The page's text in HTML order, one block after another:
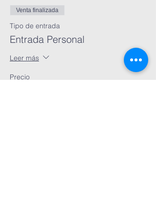
Venta finalizada
Tipo de entrada
Entrada Personal
Leer más
Precio